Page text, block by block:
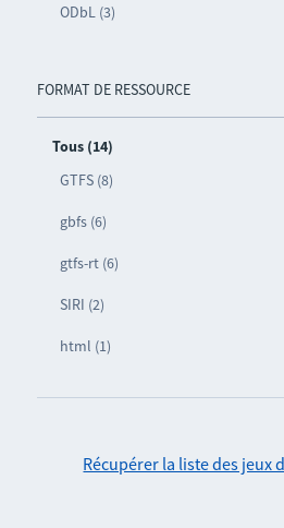
ODbL (3)
FORMAT DE RESSOURCE
Tous (14)
GTFS (8)
gbfs (6)
gtfs-rt (6)
SIRI (2)
html (1)
Récupérer la liste des jeux